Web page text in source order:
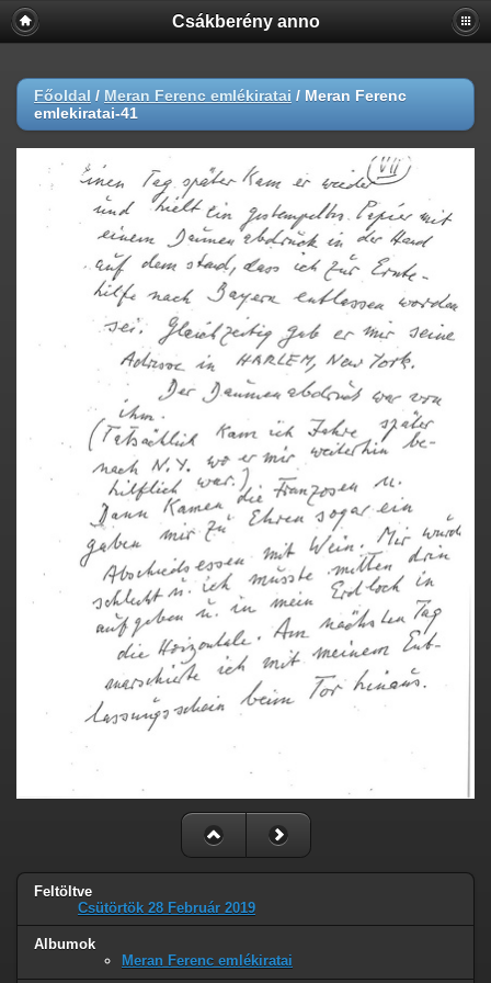
Csákberény anno
Főoldal / Meran Ferenc emlékiratai / Meran Ferenc
emlekiratai-41
Feltöltve
Csütörtök 28 Február 2019
Albumok
Meran Ferenc emlékiratai